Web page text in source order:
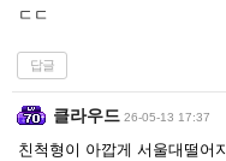
ㄷㄷ
답글
클라우드 26-05-13 17:37
친척형이 아깝게 서울대떨어